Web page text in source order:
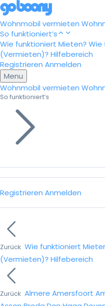
Wohnmobil vermieten
So funktioniert’s
Wie funktioniert Mieten? Wie
(Vermieten)? Hilfebereich
Registrieren Anmelden
Menu
Wohnmobil vermieten
So funktioniert’s
Registrieren Anmelden
Zurück Wie funktioniert
(Vermieten)? Hilfebereich
Zurück Almere Amersfoort